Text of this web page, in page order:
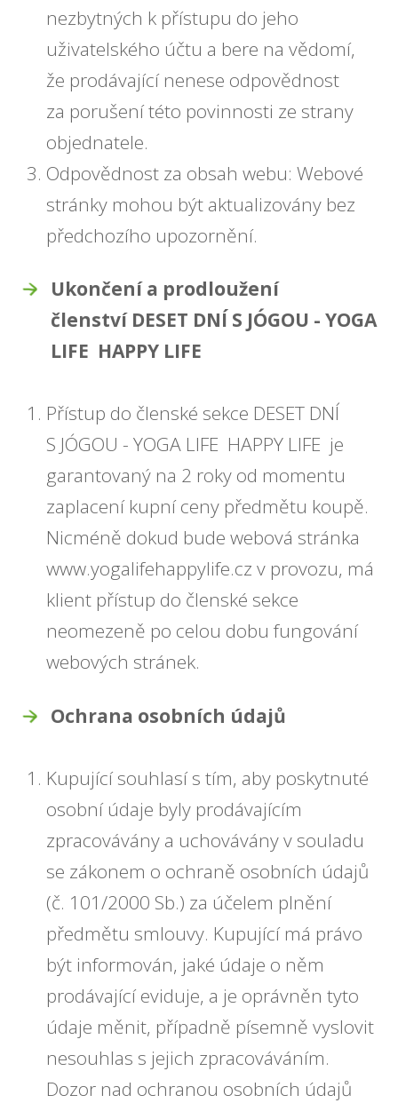
nezbytných k přístupu do jeho
uživatelského účtu a bere na vědomí,
že prodávající nenese odpovědnost
za porušení této povinnosti ze strany
objednatele.
Odpovědnost za obsah webu: Webové
stránky mohou být aktualizovány bez
předchozího upozornění.
Ukončení a prodloužení
členství DESET DNÍ S JÓGOU - YOGA
LIFE HAPPY LIFE
Přístup do členské sekce DESET DNÍ
S JÓGOU - YOGA LIFE HAPPY LIFE je
garantovaný na 2 roky od momentu
zaplacení kupní ceny předmětu koupě.
Nicméně dokud bude webová stránka
www.yogalifehappylife.cz v provozu, má
klient přístup do členské sekce
neomezeně po celou dobu fungování
webových stránek.
Ochrana osobních údajů
Kupující souhlasí s tím, aby poskytnuté
osobní údaje byly prodávajícím
zpracovávány a uchovávány v souladu
se zákonem o ochraně osobních údajů
(č. 101/2000 Sb.) za účelem plnění
předmětu smlouvy. Kupující má právo
být informován, jaké údaje o něm
prodávající eviduje, a je oprávněn tyto
údaje měnit, případně písemně vyslovit
nesouhlas s jejich zpracováváním.
Dozor nad ochranou osobních údajů